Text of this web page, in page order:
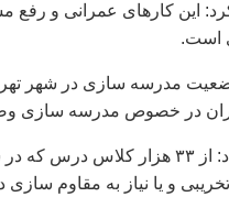
اين کارهای عمرانی و
است.
مدرسه سازی در شهر
در خصوص مدرسه سازی
و يا نياز به مقاوم سازی